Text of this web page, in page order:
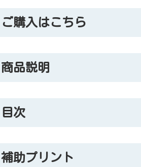
ご購入はこちら
商品説明
目次
補助プリント